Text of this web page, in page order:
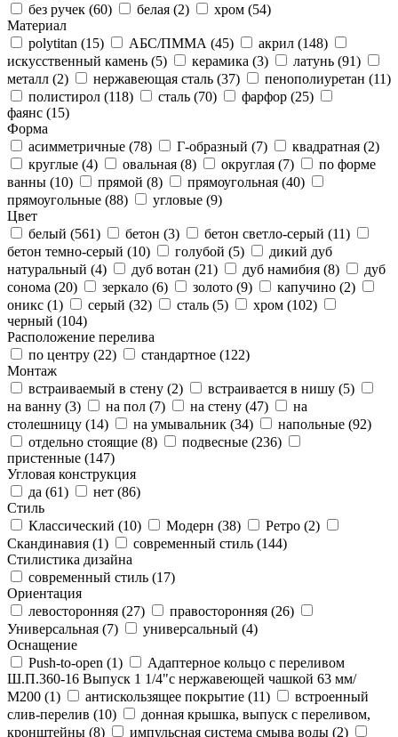
без ручек (60) белая (2) хром (54)
Материал
polytitan (15) АБС/ПММА (45) акрил (148)
искусственный камень (5) керамика (3) латунь (91)
металл (2) нержавеющая сталь (37) пенополиуретан (11)
полистирол (118) сталь (70) фарфор (25)
фаянс (15)
Форма
асимметричные (78) Г-образный (7) квадратная (2)
круглые (4) овальная (8) округлая (7)
по форме
ванны (10) прямой (8) прямоугольная (40)
прямоугольные (88) угловые (9)
Цвет
белый (561) бетон (3) бетон светло-серый (11)
бетон темно-серый (10) голубой (5)
дикий дуб
натуральный (4) дуб вотан (21) дуб намибия (8)
дуб
сонома (20) зеркало (6) золото (9) капучино (2)
оникс (1) серый (32) сталь (5) хром (102)
черный (104)
Расположение перелива
по центру (22) стандартное (122)
Монтаж
встраиваемый в стену (2) встраивается в нишу (5)
на ванну (3) на пол (7) на стену (47)
на
столешницу (14) на умывальник (34) напольные (92)
отдельно стоящие (8) подвесные (236)
пристенные (147)
Угловая конструкция
да (61) нет (86)
Стиль
Классический (10) Модерн (38) Ретро (2)
Скандинавия (1) современный стиль (144)
Стилистика дизайна
современный стиль (17)
Ориентация
левосторонняя (27) правосторонняя (26)
Универсальная (7) универсальный (4)
Оснащение
Push-to-open (1)
Адаптерное кольцо с переливом
Ш.П.360-16 Выпуск 1 1/4"с нержавеющей чашкой 63 мм/
М200 (1) антискользящее покрытие (11)
встроенный
слив-перелив (10)
донная крышка, выпуск с переливом,
кронштейны (8) импульсная система смыва воды (2)